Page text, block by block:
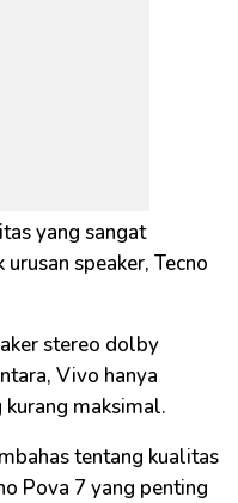
yang sangat
speaker, Tecno
stereo dolby
Vivo hanya
maksimal.
tentang kualitas
Pova 7 yang penting